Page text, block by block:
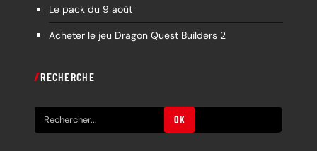
Le pack du 9 août
Acheter le jeu Dragon Quest Builders 2
RECHERCHE
e
OK